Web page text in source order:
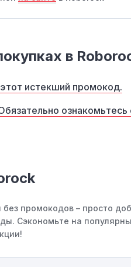
в
истекший промокод.
промокодов – просто
Сэкономьте на